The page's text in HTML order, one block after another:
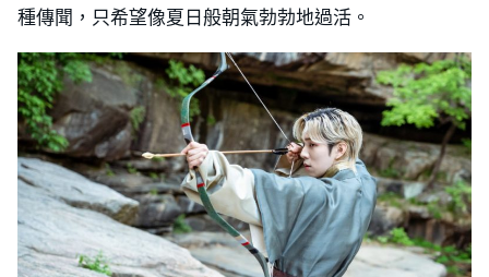
種傳聞，只希望像夏日般朝氣勃勃地過活。